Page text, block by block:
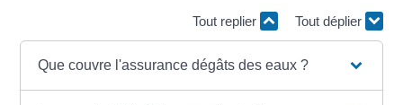
Tout replier Tout déplier
Que couvre l'assurance dégâts des eaux ?